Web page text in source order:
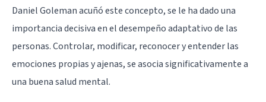
Daniel Goleman acuñó este concepto, se le ha dado una
importancia decisiva en el desempeño adaptativo de las
personas. Controlar, modificar, reconocer y entender las
emociones propias y ajenas, se asocia significativamente a
una buena salud mental.